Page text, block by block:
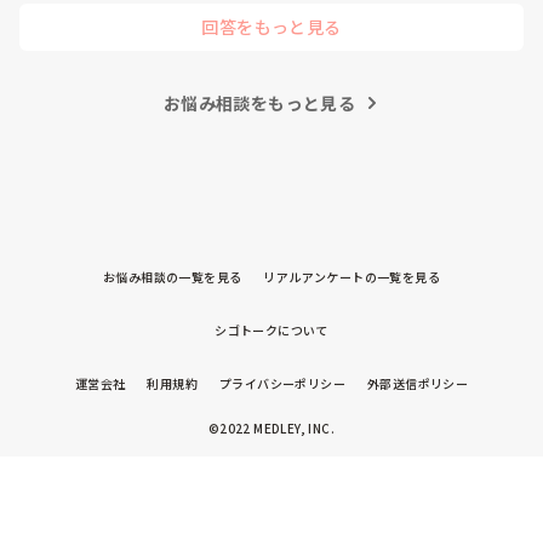
異動の声がかかる前に眼科クリニックに転職しました。
回答をもっと見る
お悩み相談をもっと見る
お悩み相談の一覧を見る リアルアンケートの一覧を見る
シゴトークについて
運営会社 利用規約 プライバシーポリシー 外部送信ポリシー
©2022 MEDLEY, INC.